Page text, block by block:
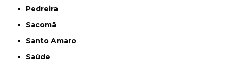
Pedreira
Sacomã
Santo Amaro
Saúde